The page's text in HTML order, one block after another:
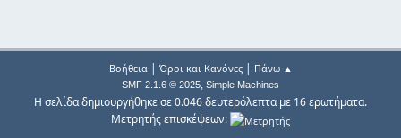
Βοήθεια| Όροι και Κανόνες| Πάνω ▲
SMF 2.1.6 © 2025, Simple Machines
Η σελίδα δημιουργήθηκε σε 0.046 δευτερόλεπτα με 16 ερωτήματα.
Μετρητής επισκέψεων: